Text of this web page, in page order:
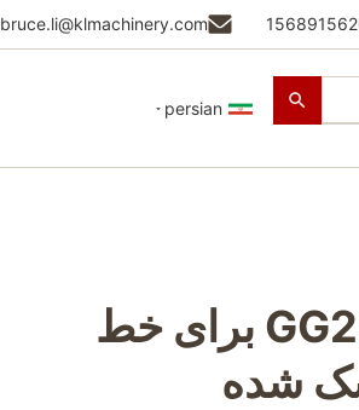
bruce.li@klmachinery.com
persian
جعبه فلزی قالب گیری GG25 برای خط
شده